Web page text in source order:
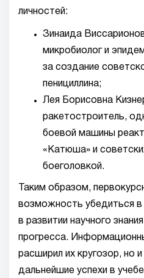
личностей:
Зинаида
микробиолог и
за создание
пенициллина;
Лея Борисовна
ракетостроитель,
боевой машины
«Катюша» и
боеголовкой.
Таким образом,
возможность убедиться
в развитии научного
прогресса.
расширил их кругозор, но
дальнейшие успехи в